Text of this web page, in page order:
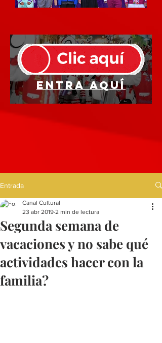
Entra aquí
Entrada
Segunda semana de
vacaciones y no sabe qué
actividades hacer con la
familia?
Canal Cultural
23 abr 2019 2 min de lectura